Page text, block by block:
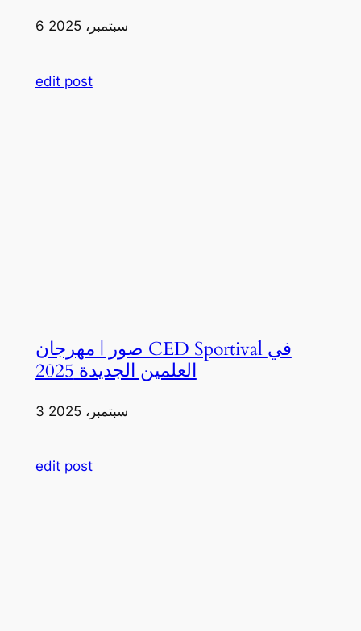
6 سبتمبر، 2025
edit post
صور | مهرجان CED Sportival في
العلمين الجديدة 2025
3 سبتمبر، 2025
edit post